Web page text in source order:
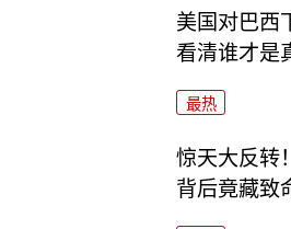
美国对巴西
看清谁才是
最热
惊天大反转
背后竟藏致